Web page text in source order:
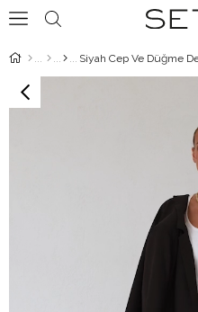
Siyah Cep Ve Düğme